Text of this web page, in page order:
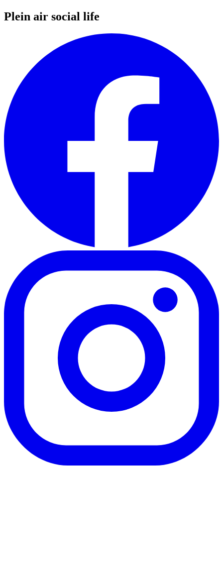
Plein air social life